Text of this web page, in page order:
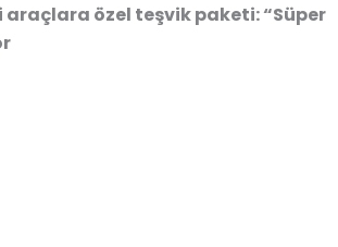
özel teşvik paketi: “Süper